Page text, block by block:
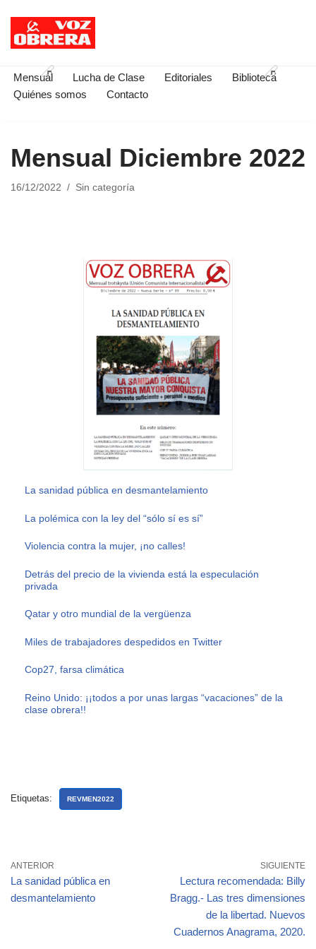
Saltar
contenido
Mensual Lucha de Clase Editoriales
Biblioteca
Quiénes somos
Contacto
Mensual Diciembre 2022
16/12/2022 Sin categoría
La sanidad pública en desmantelamiento
La polémica con la ley del “sólo sí es sí”
Violencia contra la mujer, ¡no calles!
Detrás del precio de la vivienda está la especulación
privada
Qatar y otro mundial de la vergüenza
Miles de trabajadores despedidos en Twitter
Cop27, farsa climática
Reino Unido: ¡¡todos a por unas largas “vacaciones” de la
clase obrera!!
Etiquetas: REVMEN2022
ANTERIOR
La sanidad pública en
desmantelamiento
SIGUIENTE
Lectura recomendada: Billy
Bragg.- Las tres dimensiones
de la libertad. Nuevos
Cuadernos Anagrama, 2020.